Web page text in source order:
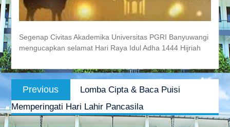
Segenap Civitas Akademika Universitas PGRI Banyuwangi
mengucapkan selamat Hari Raya Idul Adha 1444 Hijriah
Post
navigation
Previous
Previous
post:
Lomba Cipta & Baca Puisi
Memperingati Hari Lahir Pancasila